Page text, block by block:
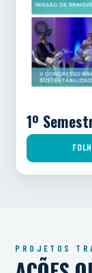
1º
PROJETOS